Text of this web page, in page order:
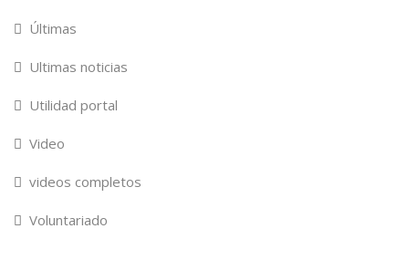
Últimas
Ultimas noticias
Utilidad portal
Video
videos completos
Voluntariado